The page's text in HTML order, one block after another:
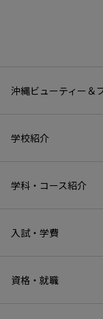
沖縄ビューティー＆
学校紹介
学科・コース紹介
入試・学費
資格・就職